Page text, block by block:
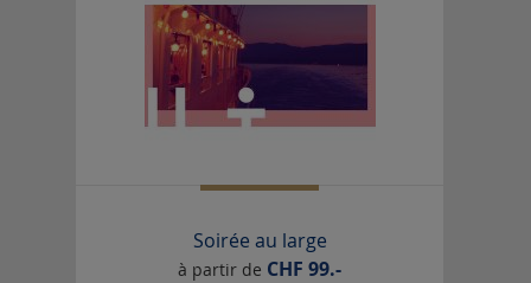
Soirée au large
à partir de CHF 99.-